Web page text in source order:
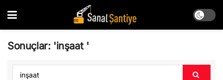
Sonuçlar: 'inşaat '